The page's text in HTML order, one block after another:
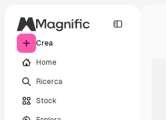
Crea
Home
Ricerca
Stock